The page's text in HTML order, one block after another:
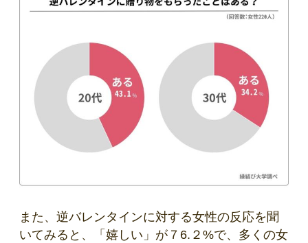
また、逆バレンタインに対する女性の反応を聞
いてみると、「嬉しい」が７6.２%で、多くの女